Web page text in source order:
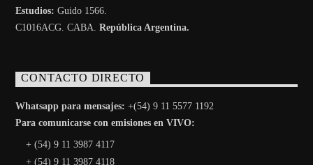
Estudios: Guido 1566.
C1016ACG . CABA.República Argentina.
CONTACTO DIRECTO
Whatsapp para mensajes: +(54) 9 11 5577 1192
Para comunicarse con emisiones en VIVO:
+ (54) 9 11 3987 4117
+ (54) 9 11 3987 4118